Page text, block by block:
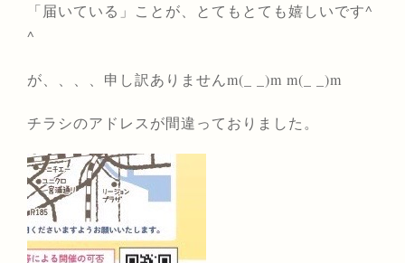
「届いている」ことが、とてもとても嬉しいです^
^
が、、、、申し訳ありませんm(_ _)m m(_ _)m
チラシのアドレスが間違っておりました。